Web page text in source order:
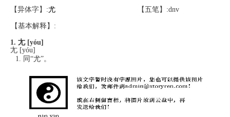
【异体字】:尤 【五笔】:dnv
【基本解释】:
1. 尢 [yóu]
尢 [yóu]
同“尤”。